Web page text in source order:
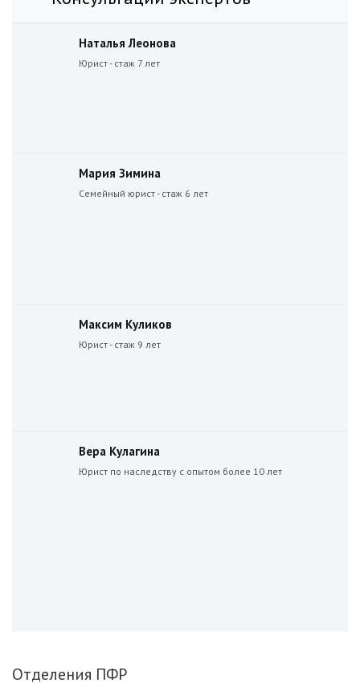
Наталья Леонова
Юрист - стаж 7 лет
Мария Зимина
Семейный юрист - стаж 6 лет
Максим Куликов
Юрист - стаж 9 лет
Вера Кулагина
Юрист по наследству с опытом более 10 лет
Отделения ПФР